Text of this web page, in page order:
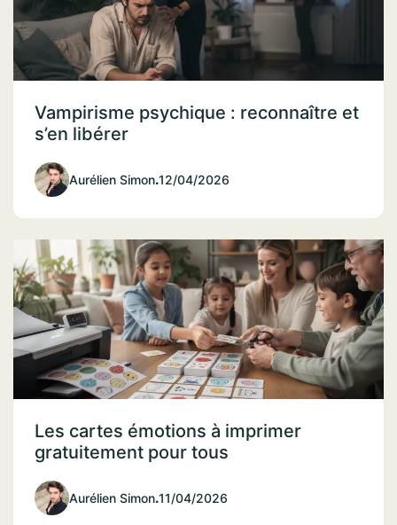
Vampirisme psychique : reconnaître et
s’en libérer
Aurélien Simon.12/04/2026
Les cartes émotions à imprimer
gratuitement pour tous
Aurélien Simon.11/04/2026